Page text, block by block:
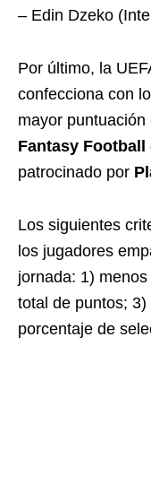
– Edin Dzeko
Por último, la
confecciona con
mayor puntuación
Fantasy Football
patrocinado por
Los siguientes
los jugadores
jornada: 1)
total de puntos;
porcentaje de